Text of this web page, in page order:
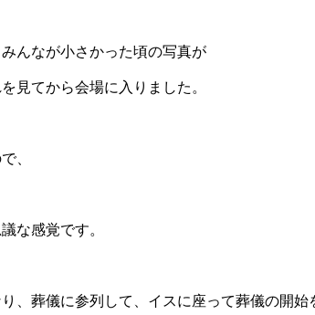
んなが小さかった頃の写真が
見てから会場に入りました。
、
な感覚です。
、葬儀に参列して、イスに座って葬儀の開始